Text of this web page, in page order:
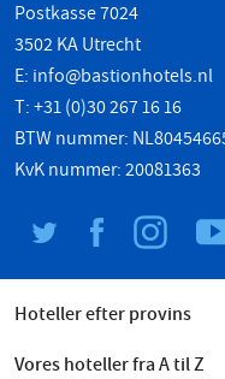
Postkasse 7024
3502 KA Utrecht
E: info@bastionhotels.nl
T: +31 (0)30 267 16 16
BTW nummer:
KvK nummer: 20081363
Hoteller efter provins
Vores hoteller fra A til Z